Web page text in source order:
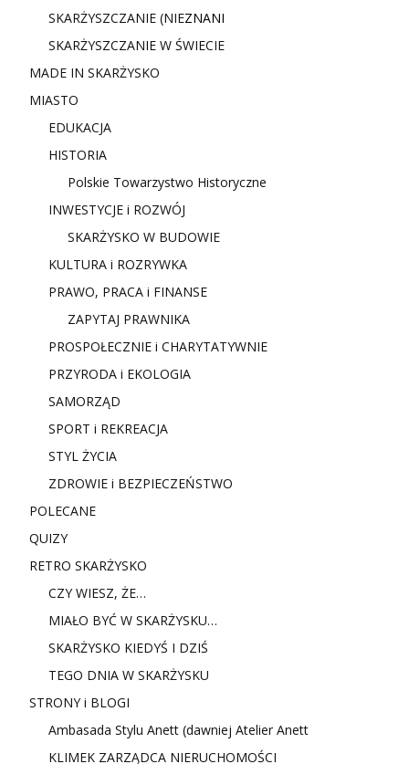
SKARŻYSZCZANIE (NIEZNANI
SKARŻYSZCZANIE W ŚWIECIE
MADE IN SKARŻYSKO
MIASTO
EDUKACJA
HISTORIA
Polskie Towarzystwo Historyczne
INWESTYCJE i ROZWÓJ
SKARŻYSKO W BUDOWIE
KULTURA i ROZRYWKA
PRAWO, PRACA i FINANSE
ZAPYTAJ PRAWNIKA
PROSPOŁECZNIE i CHARYTATYWNIE
PRZYRODA i EKOLOGIA
SAMORZĄD
SPORT i REKREACJA
STYL ŻYCIA
ZDROWIE i BEZPIECZEŃSTWO
POLECANE
QUIZY
RETRO SKARŻYSKO
CZY WIESZ, ŻE…
MIAŁO BYĆ W SKARŻYSKU…
SKARŻYSKO KIEDYŚ I DZIŚ
TEGO DNIA W SKARŻYSKU
STRONY i BLOGI
Ambasada Stylu Anett (dawniej Atelier Anett
KLIMEK ZARZĄDCA NIERUCHOMOŚCI